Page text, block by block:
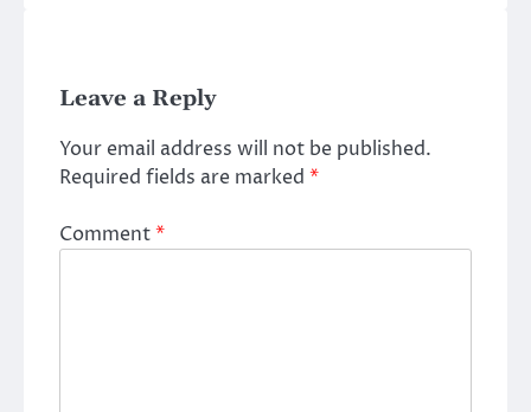
Leave a Reply
Your email address will not be published.
Required fields are marked *
Comment*